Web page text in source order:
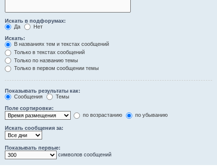
Искать в подфорумах:
Да
Нет
Искать:
В названиях тем и текстах сообщений
Только в текстах сообщений
Только по названию темы
Только в первом сообщении темы
Показывать результаты как:
Сообщения
Темы
Поле сортировки:
по возрастанию
по убыванию
Искать сообщения за:
Показывать первые:
символов сообщений